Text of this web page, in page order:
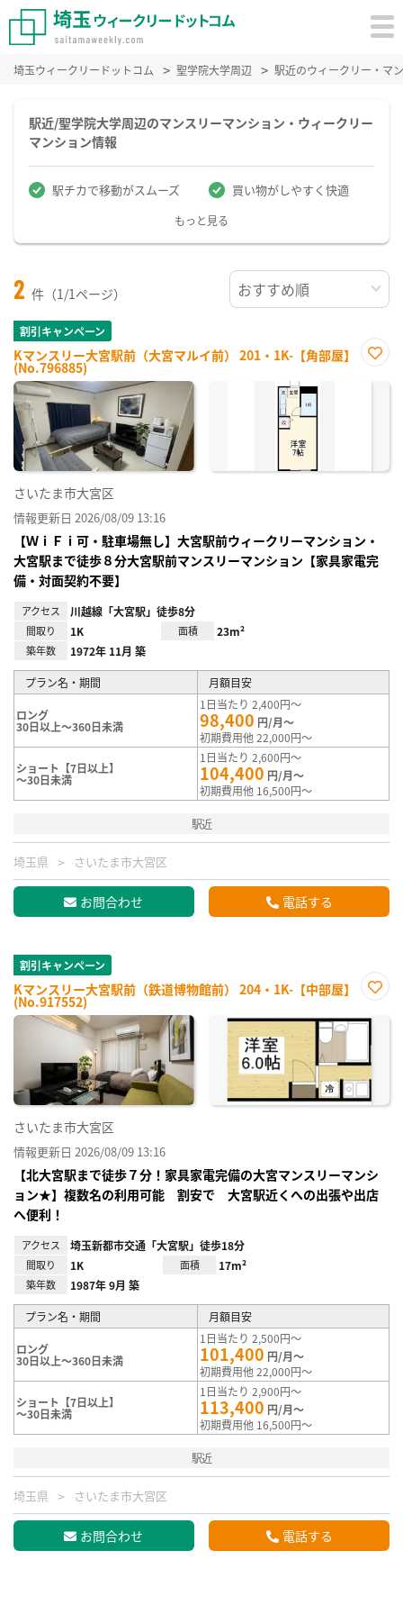
埼玉ウィークリードットコム 聖学院大学周辺 駅近のウィークリー・マ
駅近/聖学院大学周辺のマンスリーマンション・ウィークリー
マンション情報
駅チカで移動がスムーズ 買い物がしやすく快適
もっと見る
2 件（1/1ページ）
割引キャンペーン
Kマンスリー大宮駅前（大宮マルイ前） 201・1K-【角部屋】
(No.796885)
に入
さいたま市大宮区
情報更新日 2026/08/09 13:16
【ＷｉＦｉ可・駐車場無し】大宮駅前ウィークリーマンション・
大宮駅まで徒歩８分大宮駅前マンスリーマンション【家具家電完
備・対面契約不要】
アクセス 川越線「大宮駅」徒歩8分
間取り 1K 面積 23m²
築年数 1972年 11月 築
プラン名・期間 月額目安
ロング
30日以上～360日未満
1日当たり 2,400円～
98,400 円/月～
初期費用他 22,000円～
ショート【7日以上】
～30日未満
1日当たり 2,600円～
104,400 円/月～
初期費用他 16,500円～
駅近
埼玉県 さいたま市大宮区
お問合わせ 電話する
割引キャンペーン
Kマンスリー大宮駅前（鉄道博物館前） 204・1K-【中部屋】
(No.917552)
に入
録
さいたま市大宮区
情報更新日 2026/08/09 13:16
【北大宮駅まで徒歩７分！家具家電完備の大宮マンスリーマンシ
ョン★】複数名の利用可能 割安で 大宮駅近くへの出張や出店
へ便利！
アクセス 埼玉新都市交通「大宮駅」徒歩18分
間取り 1K 面積 17m²
築年数 1987年 9月 築
プラン名・期間 月額目安
ロング
30日以上～360日未満
1日当たり 2,500円～
101,400 円/月～
初期費用他 22,000円～
ショート【7日以上】
～30日未満
1日当たり 2,900円～
113,400 円/月～
初期費用他 16,500円～
駅近
埼玉県 さいたま市大宮区
お問合わせ 電話する